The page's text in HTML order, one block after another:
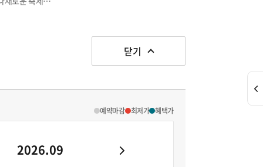
닫기
예약마감 최저가 혜택가
2026.09